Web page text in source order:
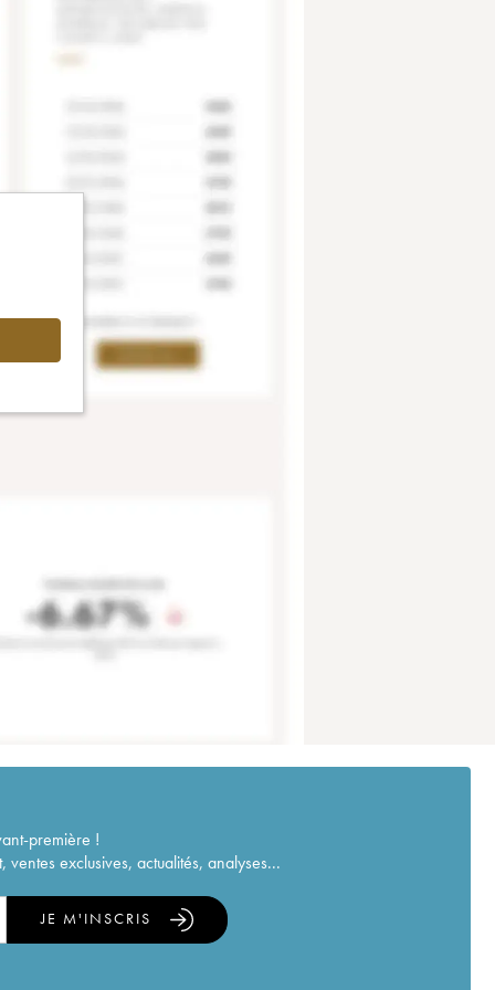
première !
exclusives, actualités, analyses...
JE M'INSCRIS